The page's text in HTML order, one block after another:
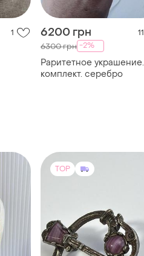
1 6200 грн 11
6300 грн -2%
Раритетное украшение.
комплект. серебро
TOP